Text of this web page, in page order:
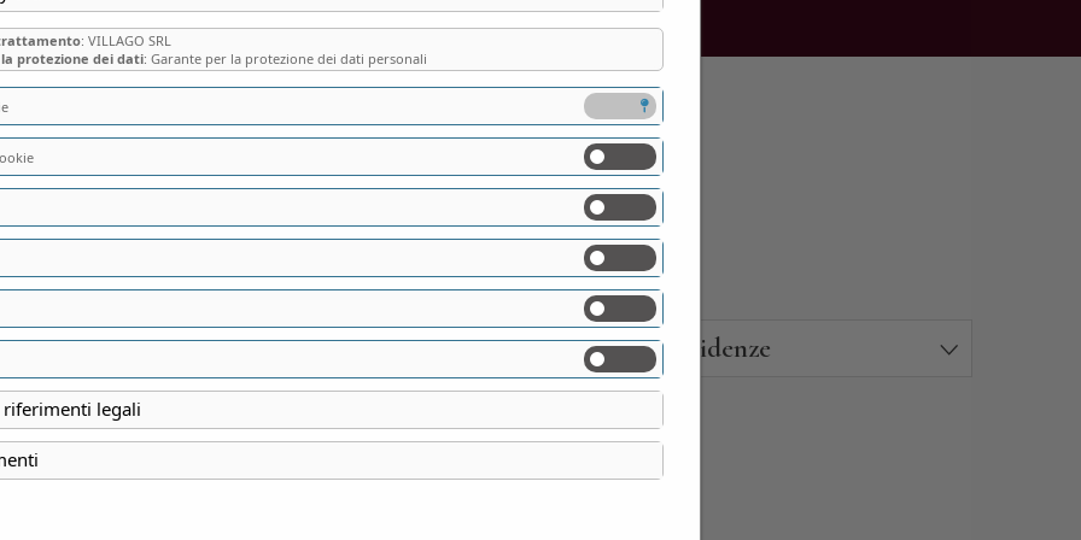
Prezzo Residenze
: VILLAGO SRL
protezione dei dati: Garante per la protezione dei dati personali
legali